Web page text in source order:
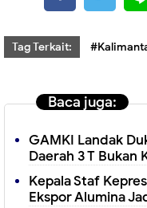
Tag Terkait:
Baca juga:
GAMKI Landak
Daerah 3 T Bukan
Kepala Staf
Ekspor Alumina